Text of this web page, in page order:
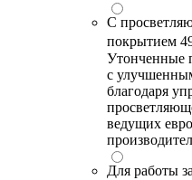
С
покрытием
Утонченные
с
благодаря
ведущих
Для работы